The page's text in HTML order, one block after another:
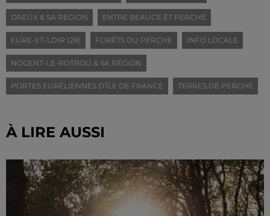
DREUX & SA RÉGION ENTRE BEAUCE ET PERCHE
EURE-ET-LOIR (28) FORÊTS DU PERCHE INFO LOCALE
NOGENT-LE-ROTROU & SA RÉGION
PORTES EURÉLIENNES D'ÎLE DE FRANCE TERRES DE PERCHE
À LIRE AUSSI